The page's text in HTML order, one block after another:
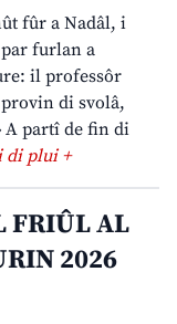
fûr a Nadâl, i
furlan a
il professôr
di svolâ,
A partî de fin di
di plui +
FRIÛL AL
2026